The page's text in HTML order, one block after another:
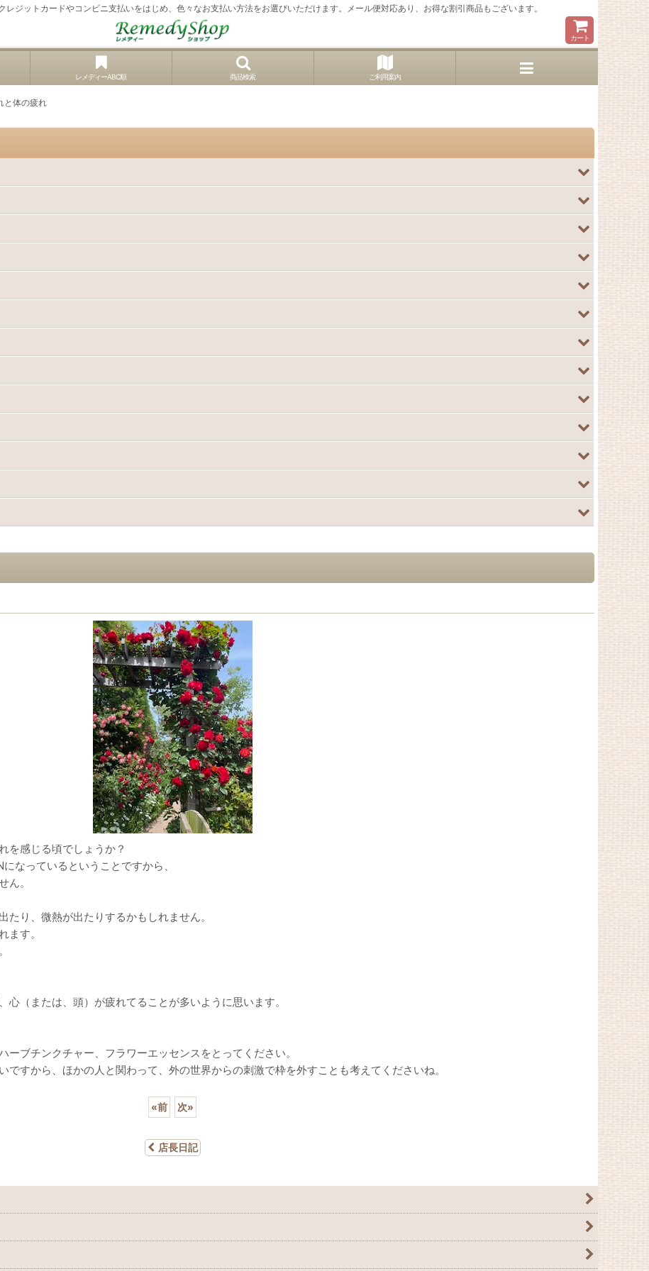
ジットカードやコンビニ支払いをはじめ、色々なお支払い方法をお選びいただけます。メール便対応あり、お得な割引商品もございます。
カート
レメディーABC順 商品検索 ご利用案内
と体の疲れ
を感じる頃でしょうか？
なっているということですから、
ん。
り、微熱が出たりするかもしれません。
ます。
（または、頭）が疲れてることが多いように思います。
ブチンクチャー、フラワーエッセンスをとってください。
すから、ほかの人と関わって、外の世界からの刺激で枠を外すことも考えてくださいね。
«前 次»
店長日記